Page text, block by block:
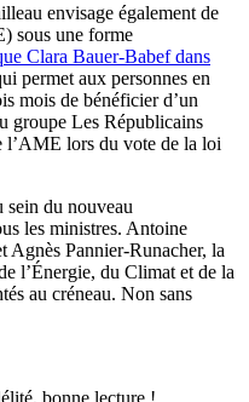
envisage également de
sous une forme
Clara Bauer-Babef dans
permet aux personnes en
mois de bénéficier d’un
groupe Les Républicains
l’AME lors du vote de la loi
sein du nouveau
les ministres. Antoine
Agnès Pannier-Runacher, la
l’Énergie, du Climat et de la
au créneau. Non sans
bonne lecture !